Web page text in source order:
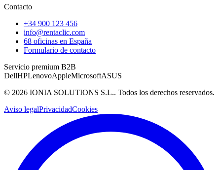
Contacto
+34 900 123 456
info@rentaclic.com
68 oficinas en España
Formulario de contacto
Servicio premium B2B
DellHPLenovoAppleMicrosoftASUS
© 2026 IONIA SOLUTIONS S.L.. Todos los derechos reservados.
Aviso legalPrivacidadCookies